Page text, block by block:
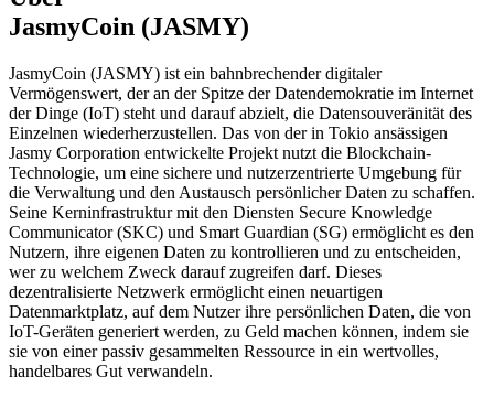
JasmyCoin (JASMY)
JasmyCoin (JASMY) ist ein bahnbrechender digitaler
Vermögenswert, der an der Spitze der Datendemokratie im Internet
der Dinge (IoT) steht und darauf abzielt, die Datensouveränität des
Einzelnen wiederherzustellen. Das von der in Tokio ansässigen
Jasmy Corporation entwickelte Projekt nutzt die Blockchain-
Technologie, um eine sichere und nutzerzentrierte Umgebung für
die Verwaltung und den Austausch persönlicher Daten zu schaffen.
Seine Kerninfrastruktur mit den Diensten Secure Knowledge
Communicator (SKC) und Smart Guardian (SG) ermöglicht es den
Nutzern, ihre eigenen Daten zu kontrollieren und zu entscheiden,
wer zu welchem Zweck darauf zugreifen darf. Dieses
dezentralisierte Netzwerk ermöglicht einen neuartigen
Datenmarktplatz, auf dem Nutzer ihre persönlichen Daten, die von
IoT-Geräten generiert werden, zu Geld machen können, indem sie
sie von einer passiv gesammelten Ressource in ein wertvolles,
handelbares Gut verwandeln.